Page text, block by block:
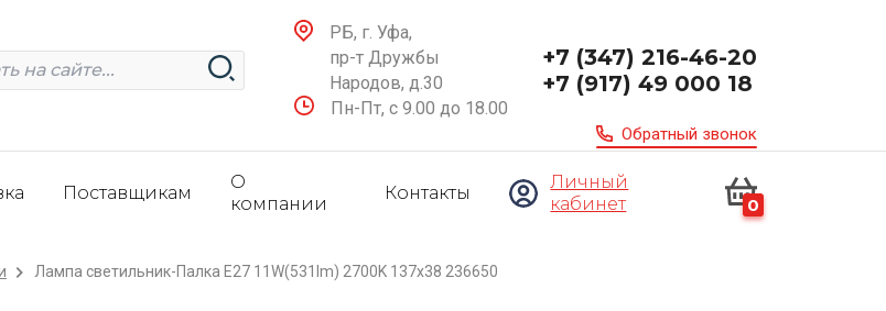
РБ, г. Уфа,
пр-т Дружбы
Народов, д.30
Пн-Пт, с 9.00 до 18.00
+7 (347) 216-46-20
+7 (917) 49 000 18
Обратный звонок
Поставщикам
О
компании
Контакты
Личный
кабинет
0
Лампа светильник-Палка E27 11W(531lm) 2700K 137x38 236650